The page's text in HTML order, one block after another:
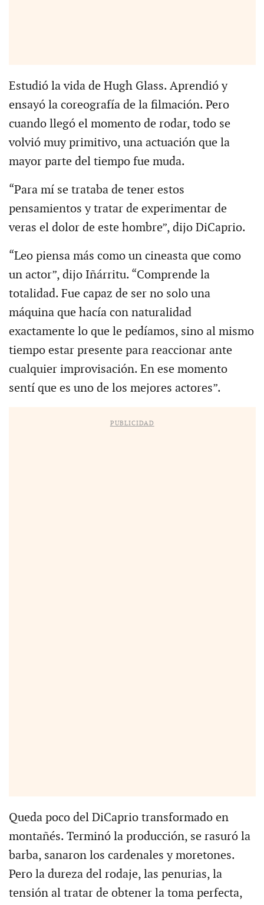
Estudió la vida de Hugh Glass. Aprendió y
ensayó la coreografía de la filmación. Pero
cuando llegó el momento de rodar, todo se
volvió muy primitivo, una actuación que la
mayor parte del tiempo fue muda.
“Para mí se trataba de tener estos
pensamientos y tratar de experimentar de
veras el dolor de este hombre”, dijo DiCaprio.
“Leo piensa más como un cineasta que como
un actor”, dijo Iñárritu. “Comprende la
totalidad. Fue capaz de ser no solo una
máquina que hacía con naturalidad
exactamente lo que le pedíamos, sino al mismo
tiempo estar presente para reaccionar ante
cualquier improvisación. En ese momento
sentí que es uno de los mejores actores”.
PUBLICIDAD
Queda poco del DiCaprio transformado en
montañés. Terminó la producción, se rasuró la
barba, sanaron los cardenales y moretones.
Pero la dureza del rodaje, las penurias, la
tensión al tratar de obtener la toma perfecta,